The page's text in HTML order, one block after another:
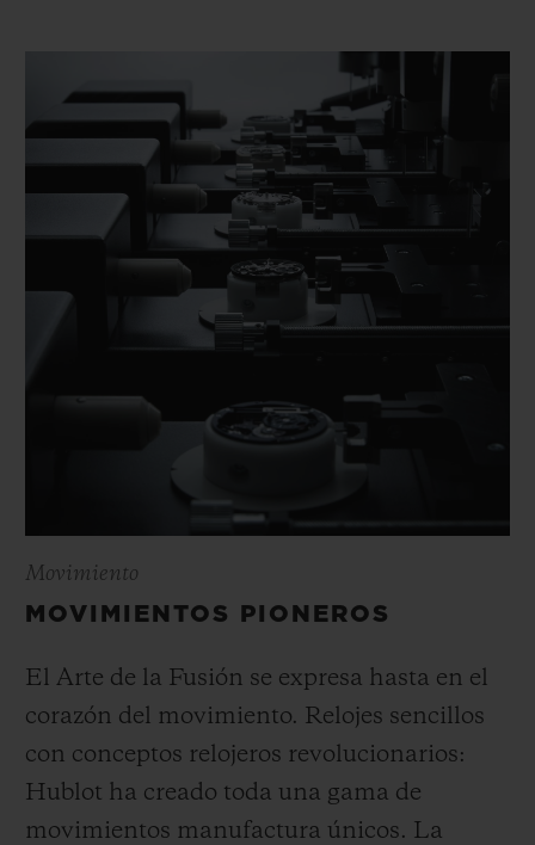
Movimiento
MOVIMIENTOS PIONEROS
El Arte de la Fusión se expresa hasta en el
corazón del movimiento. Relojes sencillos
con conceptos relojeros revolucionarios:
Hublot ha creado toda una gama de
movimientos manufactura únicos. La